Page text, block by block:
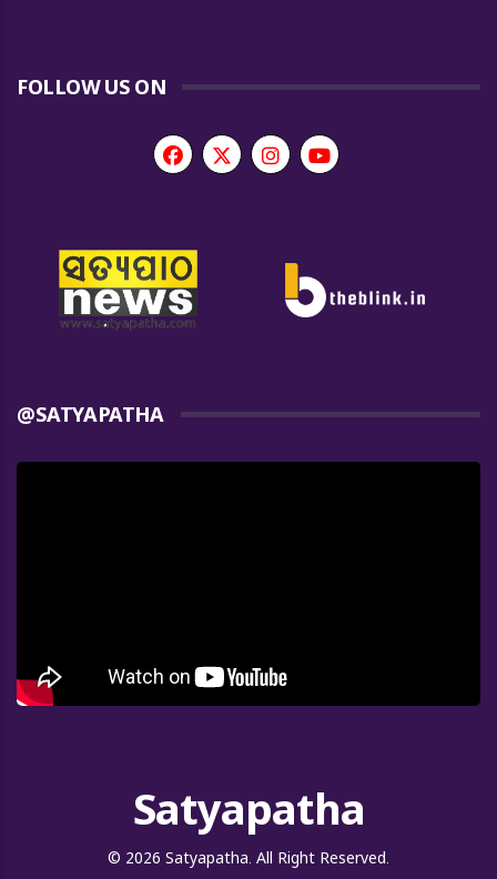
FOLLOW US ON
@SATYAPATHA
Satyapatha
© 2026 Satyapatha. All Right Reserved.